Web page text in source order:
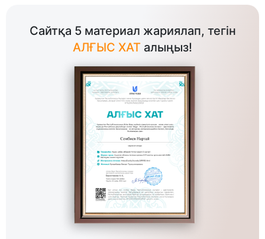
Сайтқа 5 материал жариялап, тегін
АЛҒЫС ХАТ алыңыз!